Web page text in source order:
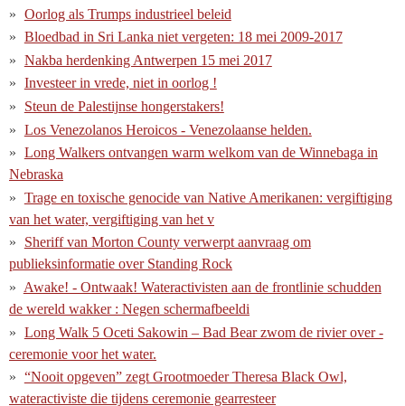
Oorlog als Trumps industrieel beleid
Bloedbad in Sri Lanka niet vergeten: 18 mei 2009-2017
Nakba herdenking Antwerpen 15 mei 2017
Investeer in vrede, niet in oorlog !
Steun de Palestijnse hongerstakers!
Los Venezolanos Heroicos - Venezolaanse helden.
Long Walkers ontvangen warm welkom van de Winnebaga in
Nebraska
Trage en toxische genocide van Native Amerikanen: vergiftiging
van het water, vergiftiging van het v
Sheriff van Morton County verwerpt aanvraag om
publieksinformatie over Standing Rock
Awake! - Ontwaak! Wateractivisten aan de frontlinie schudden
de wereld wakker : Negen schermafbeeldi
Long Walk 5 Oceti Sakowin – Bad Bear zwom de rivier over -
ceremonie voor het water.
“Nooit opgeven” zegt Grootmoeder Theresa Black Owl,
wateractiviste die tijdens ceremonie gearresteer